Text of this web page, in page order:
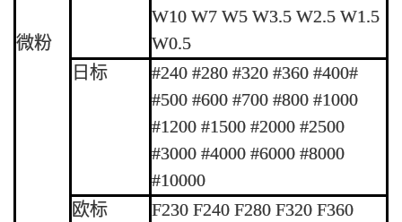
微粉
W10 W7 W5 W3.5 W2.5 W1.5
W0.5
日标
#240 #280 #320 #360 #400#
#500 #600 #700 #800 #1000
#1200 #1500 #2000 #2500
#3000 #4000 #6000 #8000
#10000
欧标
F230 F240 F280 F320 F360